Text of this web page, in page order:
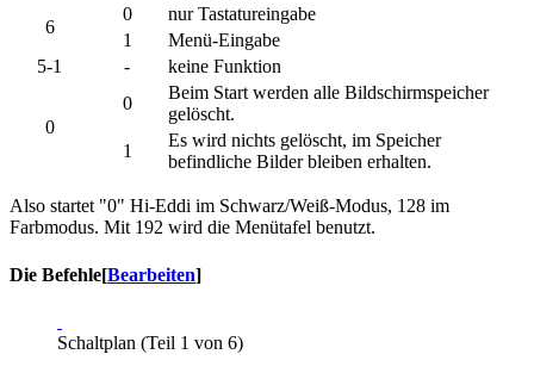
6
0
nur Tastatureingabe
1
Menü-Eingabe
5-1
- keine Funktion
0
0
Beim Start werden alle Bildschirmspeicher
gelöscht.
1
Es wird nichts gelöscht, im Speicher
befindliche Bilder bleiben erhalten.
Also startet "0" Hi-Eddi im Schwarz/Weiß-Modus, 128 im
Farbmodus. Mit 192 wird die Menütafel benutzt.
Die Befehle[Bearbeiten]
Schaltplan (Teil 1 von 6)